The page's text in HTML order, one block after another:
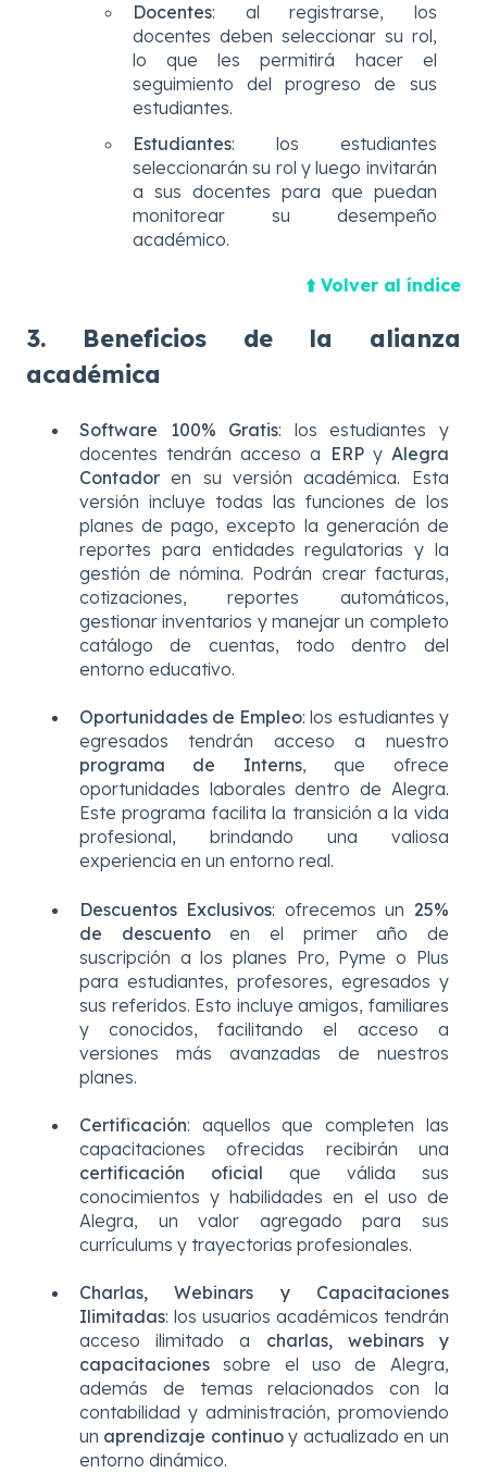
Docentes: al registrarse, los
docentes deben seleccionar su rol,
lo que les permitirá hacer el
seguimiento del progreso de sus
estudiantes.
Estudiantes: los estudiantes
seleccionarán su rol y luego invitarán
a sus docentes para que puedan
monitorear su desempeño
académico.
⬆️ Volver al índice
3. Beneficios de la alianza
académica
Software 100% Gratis: los estudiantes y
docentes tendrán acceso a ERPy Alegra
Contador en su versión académica. Esta
versión incluye todas las funciones de los
planes de pago, excepto la generación de
reportes para entidades regulatorias y la
gestión de nómina. Podrán crear facturas,
cotizaciones, reportes automáticos,
gestionar inventarios y manejar un completo
catálogo de cuentas, todo dentro del
entorno educativo.
Oportunidades de Empleo: los estudiantes y
egresados tendrán acceso a nuestro
programa de Interns, que ofrece
oportunidades laborales dentro de Alegra.
Este programa facilita la transición a la vida
profesional, brindando una valiosa
experiencia en un entorno real.
Descuentos Exclusivos: ofrecemos un 25%
de descuentoen el primer año de
suscripción a los planes Pro, Pyme o Plus
para estudiantes, profesores, egresados y
sus referidos. Esto incluye amigos, familiares
y conocidos, facilitando el acceso a
versiones más avanzadas de nuestros
planes.
Certificación: aquellos que completen las
capacitaciones ofrecidas recibirán una
certificación oficial que válida sus
conocimientos y habilidades en el uso de
Alegra, un valor agregado para sus
currículums y trayectorias profesionales.
Charlas, Webinars y Capacitaciones
Ilimitadas: los usuarios académicos tendrán
acceso ilimitado a charlas, webinars y
capacitaciones sobre el uso de Alegra,
además de temas relacionados con la
contabilidad y administración, promoviendo
un aprendizaje continuoy actualizado en un
entorno dinámico.